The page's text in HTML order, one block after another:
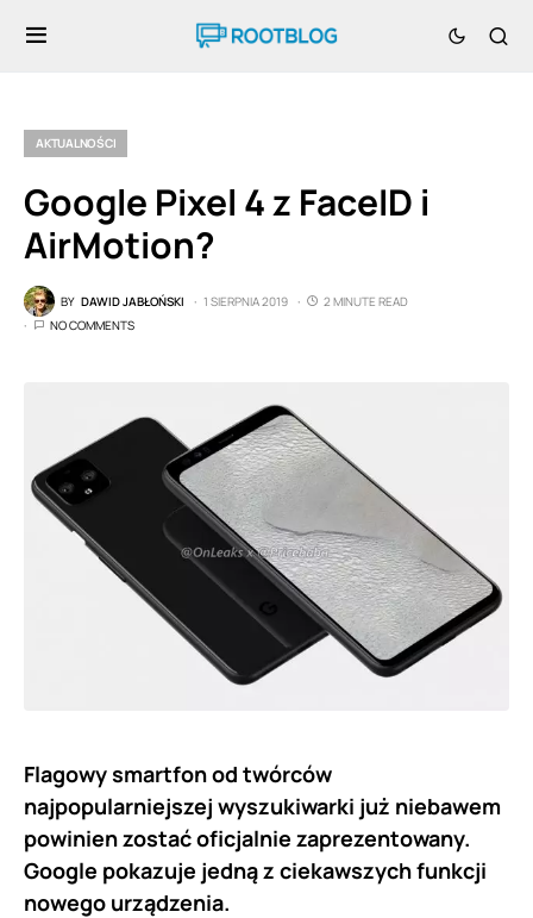
AKTUALNOŚCI
Google Pixel 4 z FaceID i
AirMotion?
BY DAWID JABŁOŃSKI 1 SIERPNIA 2019
2 MINUTE READ
NO COMMENTS
Flagowy smartfon od twórców
najpopularniejszej wyszukiwarki już niebawem
powinien zostać oficjalnie zaprezentowany.
Google pokazuje jedną z ciekawszych funkcji
nowego urządzenia.